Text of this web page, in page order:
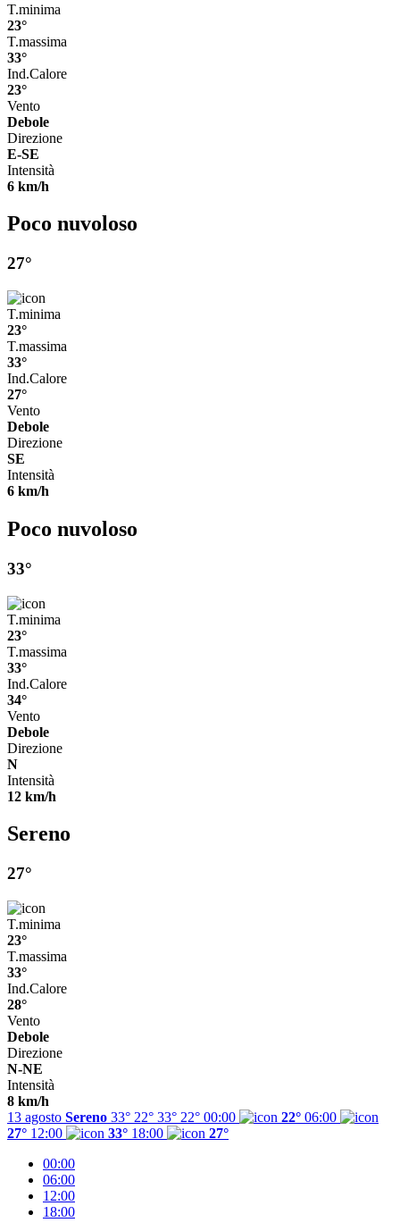
T.minima
23°
T.massima
33°
Ind.Calore
23°
Vento
Debole
Direzione
E-SE
Intensità
6 km/h
Poco nuvoloso
27°
T.minima
23°
T.massima
33°
Ind.Calore
27°
Vento
Debole
Direzione
SE
Intensità
6 km/h
Poco nuvoloso
33°
T.minima
23°
T.massima
33°
Ind.Calore
34°
Vento
Debole
Direzione
N
Intensità
12 km/h
Sereno
27°
T.minima
23°
T.massima
33°
Ind.Calore
28°
Vento
Debole
Direzione
N-NE
Intensità
8 km/h
13 agosto Sereno 33° 22° 33° 22° 00:00 22° 06:00
27° 12:00 33° 18:00
27°
00:00
06:00
12:00
18:00